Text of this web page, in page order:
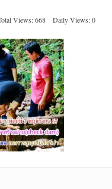
Views: 668
Daily Views: 0